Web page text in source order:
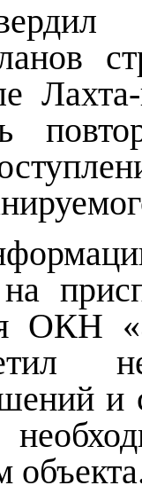
ОКН